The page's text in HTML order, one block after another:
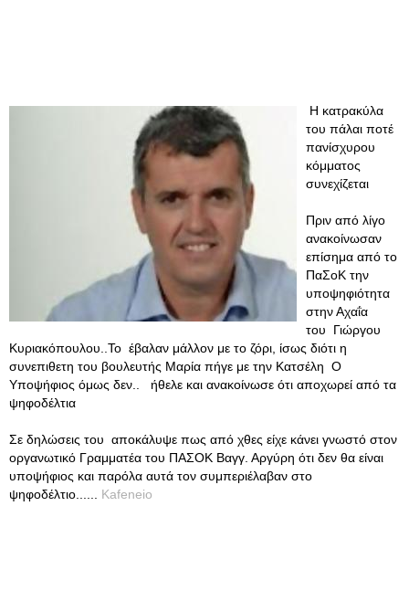
Η κατρακύλα
του πάλαι ποτέ
πανίσχυρου
κόμματος
συνεχίζεται
Πριν από λίγο
ανακοίνωσαν
επίσημα από το
ΠαΣοΚ την
υποψηφιότητα
στην Αχαΐα
του Γιώργου
Κυριακόπουλου..Το έβαλαν μάλλον με το ζόρι, ίσως διότι η
συνεπιθετη του βουλευτής Μαρία πήγε με την Κατσέλη Ο
Υποψήφιος όμως δεν.. ήθελε και ανακοίνωσε ότι αποχωρεί από τα
ψηφοδέλτια
Σε δηλώσεις του αποκάλυψε πως από χθες είχε κάνει γνωστό στον
οργανωτικό Γραμματέα του ΠΑΣΟΚ Βαγγ. Αργύρη ότι δεν θα είναι
υποψήφιος και παρόλα αυτά τον συμπεριέλαβαν στο
ψηφοδέλτιο...... Kafeneio